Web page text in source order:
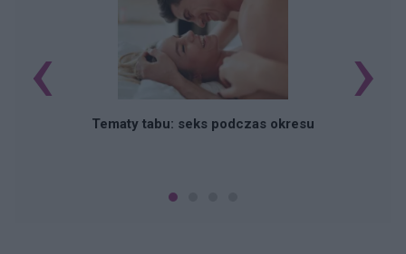
Tematy tabu: seks podczas okresu
‹ ›